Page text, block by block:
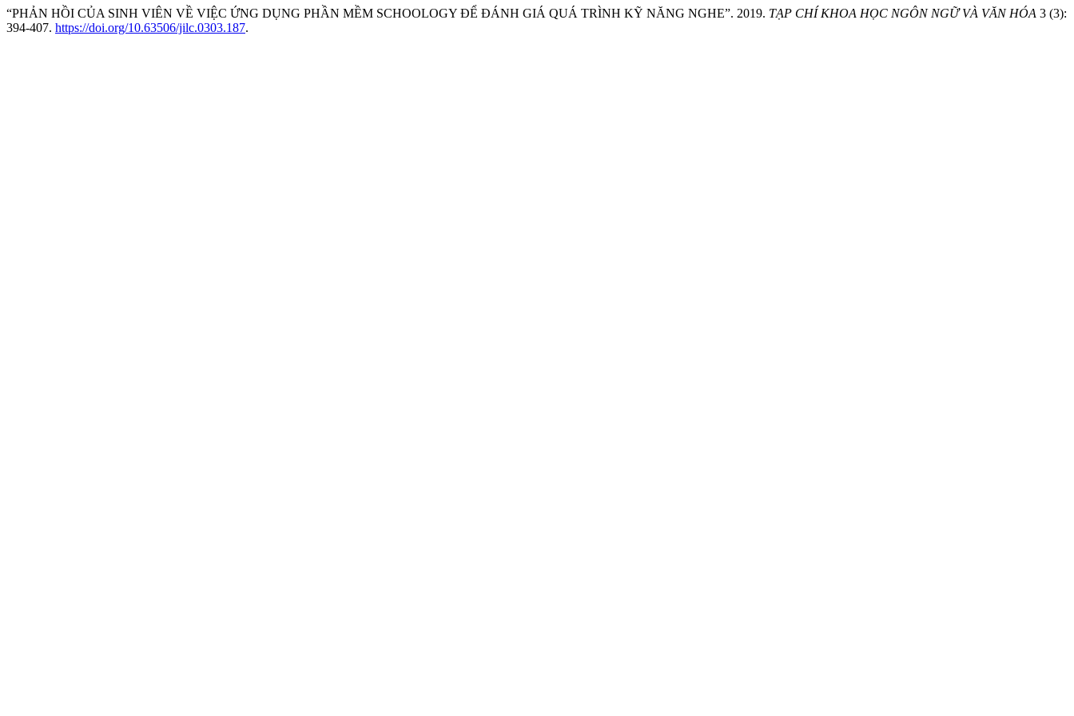
“PHẢN HỒI CỦA SINH VIÊN VỀ VIỆC ỨNG DỤNG PHẦN MỀM SCHOOLOGY ĐỂ ĐÁNH GIÁ QUÁ TRÌNH KỸ NĂNG NGHE”. 2019. TẠP CHÍ KHOA HỌC NGÔN NGỮ VÀ VĂN HÓA 3 (3):
394-407. https://doi.org/10.63506/jilc.0303.187.